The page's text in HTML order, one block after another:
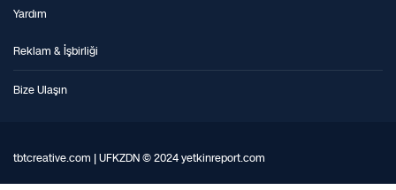
Yardım
Reklam & İşbirliği
Bize Ulaşın
tbtcreative.com | UFKZDN © 2024 yetkinreport.com